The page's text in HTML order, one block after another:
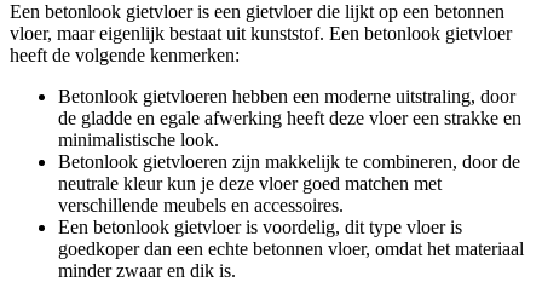
Een betonlook gietvloer is een gietvloer die lijkt op een betonnen
vloer, maar eigenlijk bestaat uit kunststof. Een betonlook gietvloer
heeft de volgende kenmerken:
Betonlook gietvloeren hebben een moderne uitstraling, door
de gladde en egale afwerking heeft deze vloer een strakke en
minimalistische look.
Betonlook gietvloeren zijn makkelijk te combineren, door de
neutrale kleur kun je deze vloer goed matchen met
verschillende meubels en accessoires.
Een betonlook gietvloer is voordelig, dit type vloer is
goedkoper dan een echte betonnen vloer, omdat het materiaal
minder zwaar en dik is.